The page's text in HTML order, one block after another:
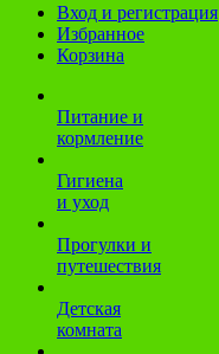
Вход и регистрация
Избранное
Корзина
Питание и
кормление
Гигиена
и уход
Прогулки и
путешествия
Детская
комната